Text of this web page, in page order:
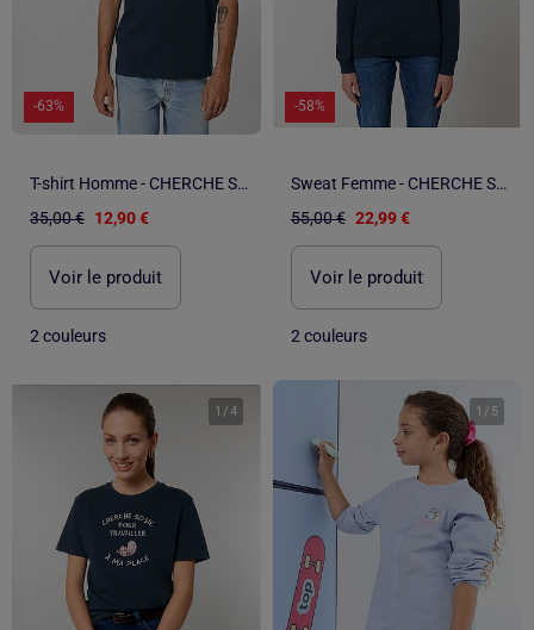
-63%
T-shirt Homme - CHERCHE SOSIE POUR TRAVAILLER A MA PLACE
35,00 € 12,90 €
Voir le produit
2 couleurs
-58%
Sweat Femme - CHERCHE SOSIE POUR TRAVAILLER A MA PLACE
55,00 € 22,99 €
Voir le produit
2 couleurs
1 /4 1 / 5